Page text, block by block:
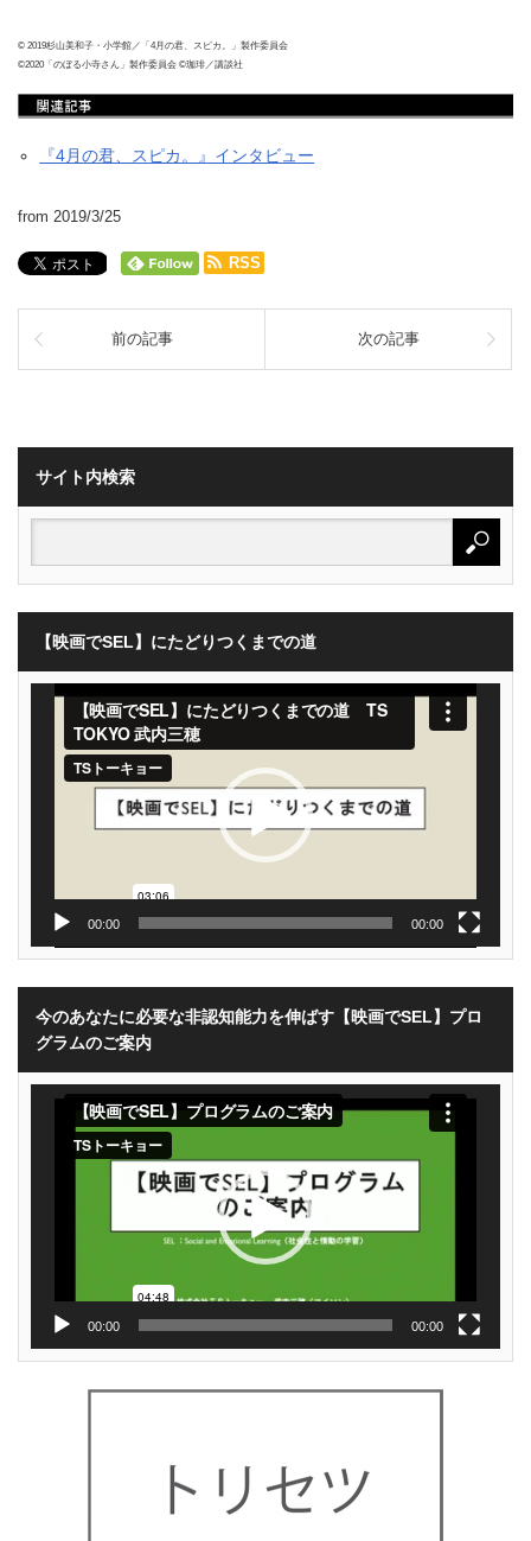
© 2019杉山美和子・小学館／「4月の君、スピカ。」製作委員会
©2020「のぼる小寺さん」製作委員会 ©珈琲／講談社
『4月の君、スピカ。』インタビュー
from 2019/3/25
RSS
前の記事 次の記事
サイト内検索
【映画でSEL】にたどりつくまでの道
動
00:00 00:00
今のあなたに必要な非認知能力を伸ばす【映画でSEL】プロ
グラムのご案内
00:00 00:00